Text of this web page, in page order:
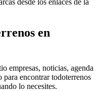
en
empresas, noticias, agenda
para encontrar todoterrenos
lo necesites.